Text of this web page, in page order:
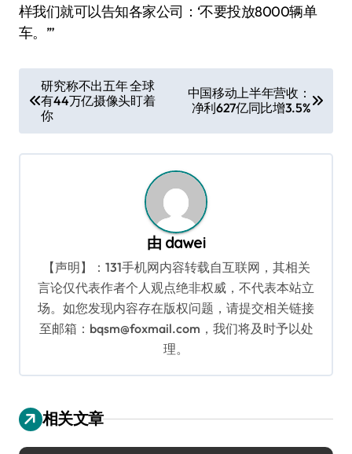
样我们就可以告知各家公司：‘不要投放8000辆单
车。’”
章
导
航
研究称不出五年 全球
有44万亿摄像头盯着
你
中国移动上半年营收：
净利627亿同比增3.5%
由 dawei
【声明】：131手机网内容转载自互联网，其相关
言论仅代表作者个人观点绝非权威，不代表本站立
场。如您发现内容存在版权问题，请提交相关链接
至邮箱：bqsm@foxmail.com，我们将及时予以处
理。
相关文章